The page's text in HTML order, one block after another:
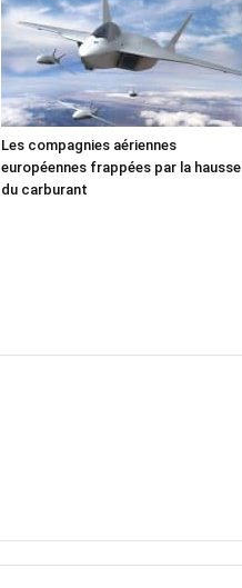
Les compagnies aériennes
européennes frappées par la hausse
du carburant